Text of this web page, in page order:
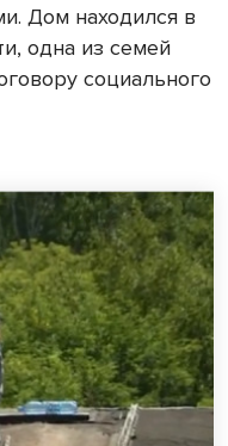
Дом находился в
одна из семей
социального